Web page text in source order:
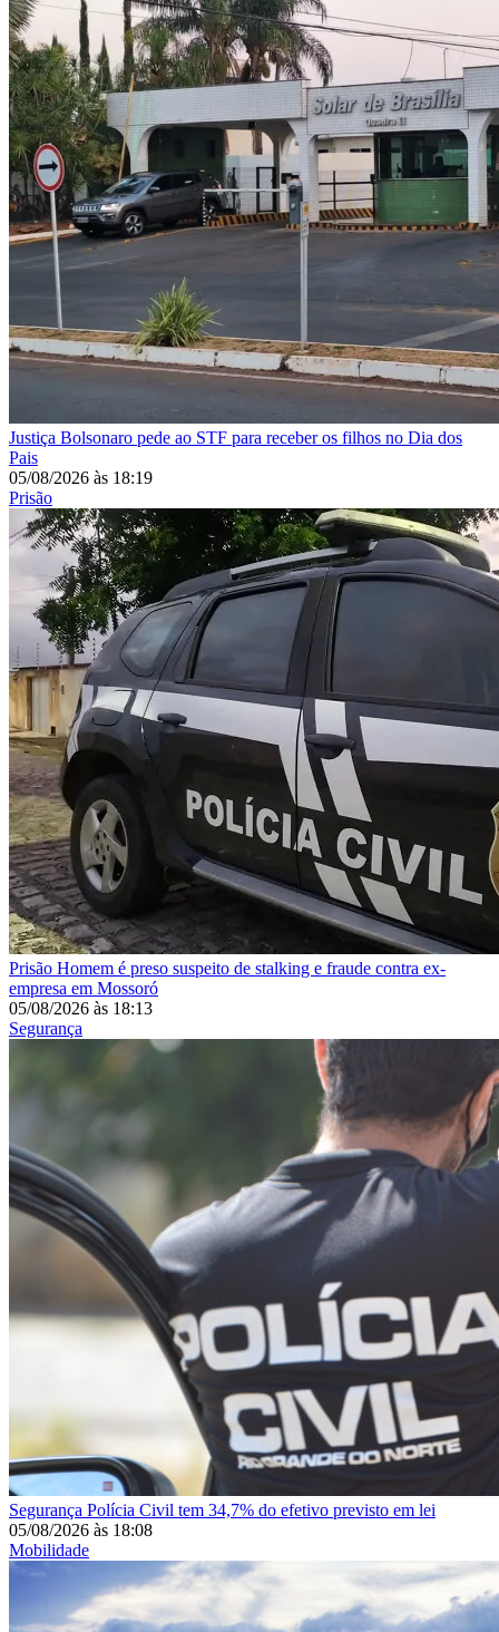
Justiça Bolsonaro pede ao STF para receber os filhos no Dia dos
Pais
05/08/2026 às 18:19
Prisão
Prisão Homem é preso suspeito de stalking e fraude contra ex-
empresa em Mossoró
05/08/2026 às 18:13
Segurança
Segurança Polícia Civil tem 34,7% do efetivo previsto em lei
05/08/2026 às 18:08
Mobilidade